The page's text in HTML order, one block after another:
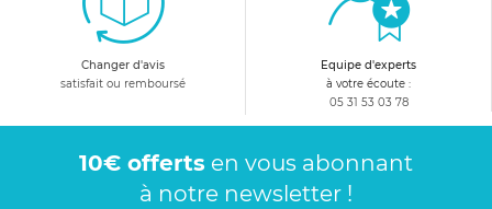
Changer d'avis
satisfait ou remboursé
Equipe d'experts
à votre écoute :
05 31 53 03 78
10€ offerts en vous abonnant
à notre newsletter !